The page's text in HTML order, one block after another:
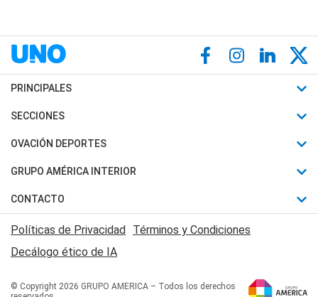
PRINCIPALES
Últimas Noticias
Política
Judiciales
Economia
SECCIONES
Horóscopo
Motores
Trucos caseros
Series y Películas
Edictos y Solicitadas
OVACIÓN DEPORTES
Fútbol
Mundial
Automovilismo
Rugby
Básquet
GRUPO AMÉRICA INTERIOR
Canal 7 en Vivo
San Juan 8
CONTACTO
Acerca de Nosotros
Contactanos
Políticas de Privacidad Términos y Condiciones
Decálogo ético de IA
© Copyright 2026 GRUPO AMERICA – Todos los derechos